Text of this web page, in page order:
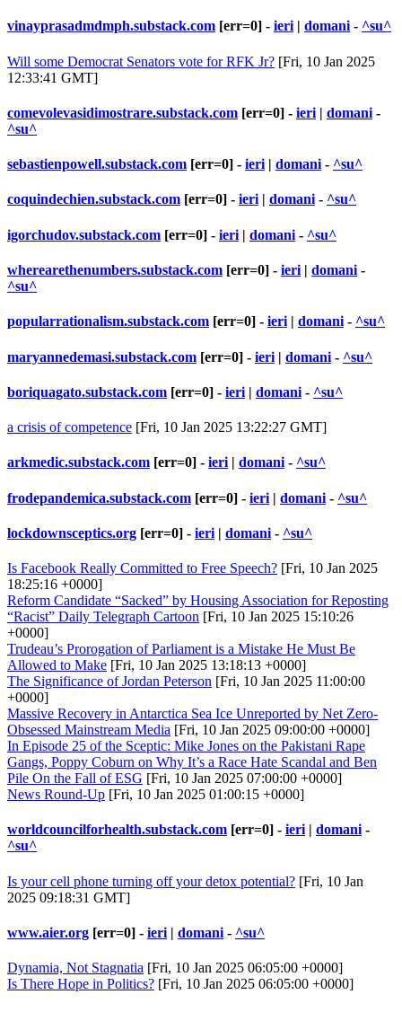
vinayprasadmdmph.substack.com [err=0] - ieri| domani- ^su^
Will some Democrat Senators vote for RFK Jr? [Fri, 10 Jan 2025
12:33:41 GMT]
comevolevasidimostrare.substack.com [err=0] - ieri | domani -
^su^
sebastienpowell.substack.com [err=0] - ieri | domani - ^su^
coquindechien.substack.com [err=0] - ieri| domani- ^su^
igorchudov.substack.com [err=0] - ieri | domani - ^su^
wherearethenumbers.substack.com [err=0] - ieri | domani -
^su^
popularrationalism.substack.com [err=0] - ieri | domani - ^su^
maryannedemasi.substack.com [err=0] - ieri | domani - ^su^
boriquagato.substack.com [err=0] - ieri | domani - ^su^
a crisis of competence [Fri, 10 Jan 2025 13:22:27 GMT]
arkmedic.substack.com [err=0] - ieri | domani - ^su^
frodepandemica.substack.com [err=0] - ieri | domani - ^su^
lockdownsceptics.org [err=0] - ieri | domani - ^su^
Is Facebook Really Committed to Free Speech? [Fri, 10 Jan 2025
18:25:16 +0000]
Reform Candidate “Sacked” by Housing Association for Reposting
“Racist” Daily Telegraph Cartoon [Fri, 10 Jan 2025 15:10:26
+0000]
Trudeau’s Prorogation of Parliament is a Mistake He Must Be
Allowed to Make [Fri, 10 Jan 2025 13:18:13 +0000]
The Significance of Jordan Peterson [Fri, 10 Jan 2025 11:00:00
+0000]
Massive Recovery in Antarctica Sea Ice Unreported by Net Zero-
Obsessed Mainstream Media [Fri, 10 Jan 2025 09:00:00 +0000]
In Episode 25 of the Sceptic: Mike Jones on the Pakistani Rape
Gangs, Poppy Coburn on Why It’s a Race Hate Scandal and Ben
Pile On the Fall of ESG [Fri, 10 Jan 2025 07:00:00 +0000]
News Round-Up [Fri, 10 Jan 2025 01:00:15 +0000]
worldcouncilforhealth.substack.com [err=0] - ieri| domani-
^su^
Is your cell phone turning off your detox potential? [Fri, 10 Jan
2025 09:18:31 GMT]
www.aier.org [err=0] - ieri | domani - ^su^
Dynamia, Not Stagnatia [Fri, 10 Jan 2025 06:05:00 +0000]
Is There Hope in Politics? [Fri, 10 Jan 2025 06:05:00 +0000]